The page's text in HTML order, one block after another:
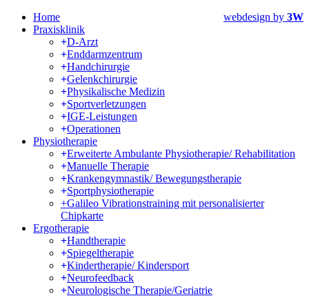
webdesign by 3W
Home
Praxisklinik
D-Arzt
Enddarmzentrum
Handchirurgie
Gelenkchirurgie
Physikalische Medizin
Sportverletzungen
IGE-Leistungen
Operationen
Physiotherapie
Erweiterte Ambulante Physiotherapie/ Rehabilitation
Manuelle Therapie
Krankengymnastik/ Bewegungstherapie
Sportphysiotherapie
+Galileo Vibrationstraining mit personalisierter
Chipkarte
Ergotherapie
Handtherapie
Spiegeltherapie
Kindertherapie/ Kindersport
Neurofeedback
Neurologische Therapie/Geriatrie